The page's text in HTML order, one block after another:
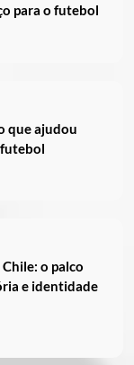
para o futebol
que ajudou
o palco
e identidade